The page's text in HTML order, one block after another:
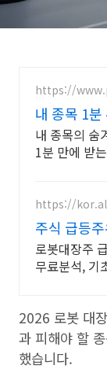
https://
내 종목 1
즉시 무료
내 종목의 숨
1분 만에 받
https://
주식 급등
금 안보면
로봇대장주
무료분석, 기
니다
2026 로봇 대
과 피해야 할
했습니다.